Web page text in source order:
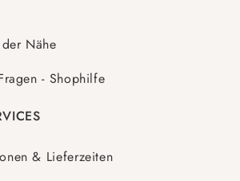
Nähe
- Shophilfe
& Lieferzeiten